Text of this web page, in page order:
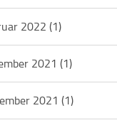
2022(1)
2021(1)
2021(1)